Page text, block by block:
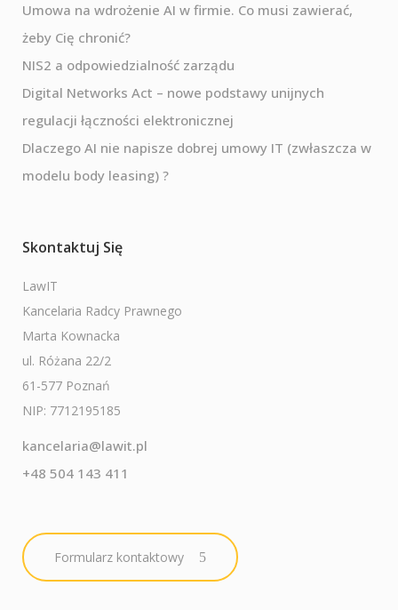
Umowa na wdrożenie AI w firmie. Co musi zawierać,
żeby Cię chronić?
NIS2 a odpowiedzialność zarządu
Digital Networks Act – nowe podstawy unijnych
regulacji łączności elektronicznej
Dlaczego AI nie napisze dobrej umowy IT (zwłaszcza w
modelu body leasing) ?
Skontaktuj Się
LawIT
Kancelaria Radcy Prawnego
Marta Kownacka
ul. Różana 22/2
61-577 Poznań
NIP: 7712195185
kancelaria@lawit.pl
+48 504 143 411
Formularz kontaktowy